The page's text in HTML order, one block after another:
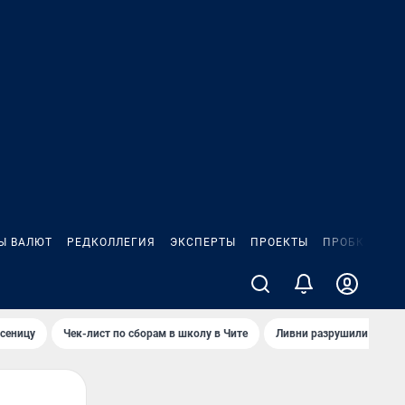
ВАЛЮТ РЕДКОЛЛЕГИЯ ЭКСПЕРТЫ ПРОЕКТЫ ПРОБКИ
Чек-лист по сборам в школу в Чите Ливни разрушили